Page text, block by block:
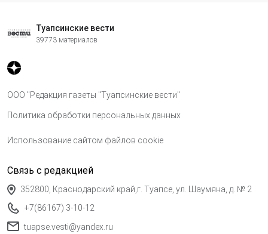
Туапсинские вести
39773 материалов
ООО "Редакция газеты "Туапсинские вести"
Политика обработки персональных данных
Использование сайтом файлов cookie
Связь с редакцией
352800, Краснодарский край,г. Туапсе, ул. Шаумяна, д. № 2
+7(86167) 3-10-12
tuapse.vesti@yandex.ru